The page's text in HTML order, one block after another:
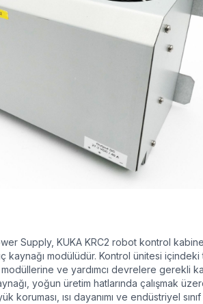
Supply, KUKA KRC2 robot kontrol
kaynağı modülüdür. Kontrol ünitesi
ve yardımcı devrelere gerekli
yoğun üretim hatlarında çalışmak
koruması, ısı dayanımı ve endüstriyel